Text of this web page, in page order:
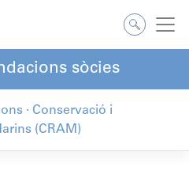
sòcies
· Conservació i
(CRAM)